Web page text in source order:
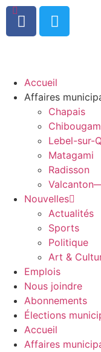
0
Accueil
Affaires
Chapais
Lebel-sur-
Matagami
Radisson
Nouvelles
Actualités
Sports
Politique
Art &
Emplois
Nous joindre
Abonnements
Élections
Accueil
Affaires